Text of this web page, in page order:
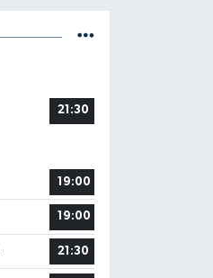
21:30
19:00
19:00
21:30